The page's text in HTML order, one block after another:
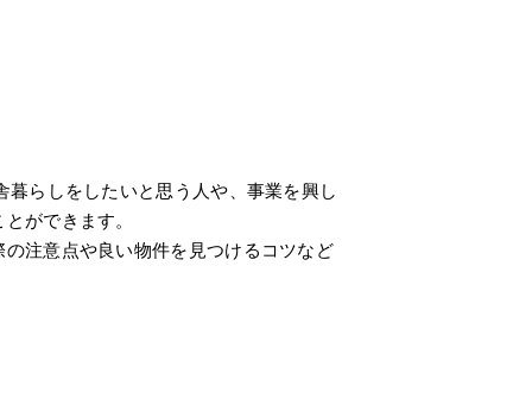
らしをしたいと思う人や、事業を興し
ができます。
注意点や良い物件を見つけるコツなど